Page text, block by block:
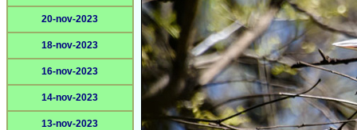
20-nov-2023
18-nov-2023
16-nov-2023
14-nov-2023
13-nov-2023